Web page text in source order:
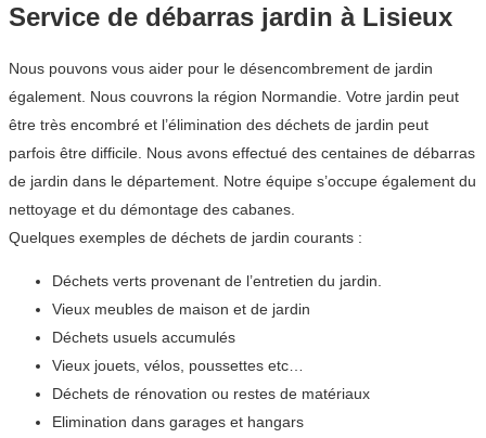
Service de débarras jardin à Lisieux
Nous pouvons vous aider pour le désencombrement de jardin
également. Nous couvrons la région Normandie. Votre jardin peut
être très encombré et l’élimination des déchets de jardin peut
parfois être difficile. Nous avons effectué des centaines de débarras
de jardin dans le département. Notre équipe s’occupe également du
nettoyage et du démontage des cabanes.
Quelques exemples de déchets de jardin courants :
Déchets verts provenant de l’entretien du jardin.
Vieux meubles de maison et de jardin
Déchets usuels accumulés
Vieux jouets, vélos, poussettes etc…
Déchets de rénovation ou restes de matériaux
Elimination dans garages et hangars